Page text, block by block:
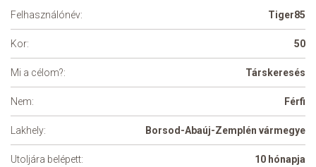
Felhasználónév: Tiger85
Kor: 50
Mi a célom?: Társkeresés
Nem: Férfi
Lakhely: Borsod-Abaúj-Zemplén vármegye
Utoljára belépett: 10 hónapja